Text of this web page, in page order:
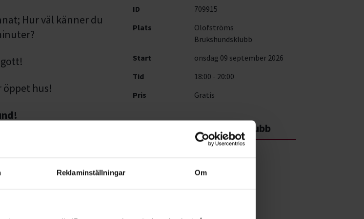
Reklaminställningar Om
Hur väl känner du
öppet hus!
ID
709915
Plats
Olofströms
Brukshundsklubb
Start
onsdag 09 september 2026
Tid
18:00 - 20:00
Pris
Gratis
Olofströms Brukshundsklubb
Visa på karta